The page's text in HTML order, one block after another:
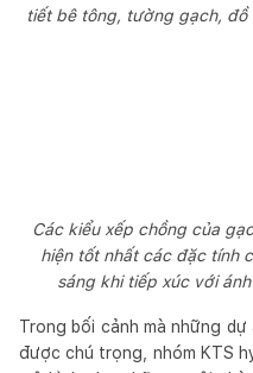
tiết bê tông, tường gạch, đồ
Các kiểu xếp chồng của
hiện tốt nhất các đặc tính
sáng khi tiếp xúc với
Trong bối cảnh mà những
được chú trọng, nhóm KTS